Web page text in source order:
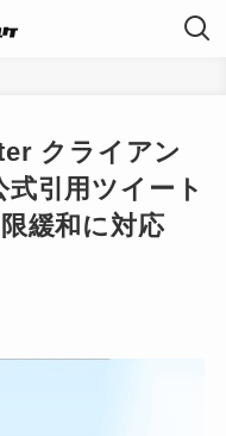
クライアン
式引用ツイート
緩和に対応